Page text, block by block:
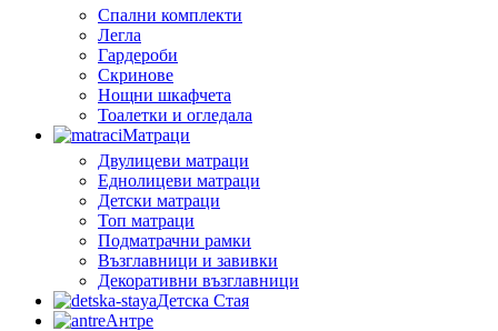
Спални комплекти
Легла
Гардероби
Скринове
Нощни шкафчета
Тоалетки и огледала
Матраци
Двулицеви матраци
Еднолицеви матраци
Детски матраци
Топ матраци
Подматрачни рамки
Възглавници и завивки
Декоративни възглавници
Детска Стая
Антре